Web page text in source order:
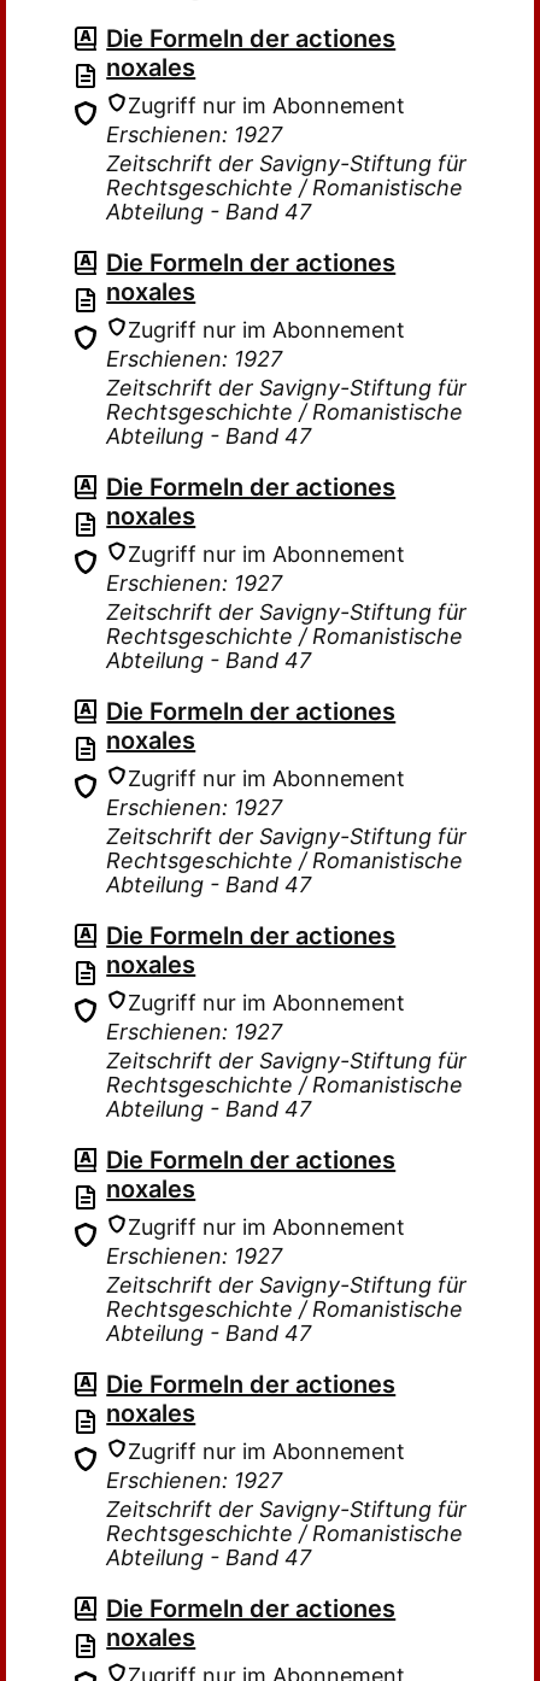
Die Formeln der actiones
noxales
Zugriff nur im Abonnement
Erschienen: 1927
Zeitschrift der Savigny-Stiftung für
Rechtsgeschichte / Romanistische
Abteilung - Band 47
Die Formeln der actiones
noxales
Zugriff nur im Abonnement
Erschienen: 1927
Zeitschrift der Savigny-Stiftung für
Rechtsgeschichte / Romanistische
Abteilung - Band 47
Die Formeln der actiones
noxales
Zugriff nur im Abonnement
Erschienen: 1927
Zeitschrift der Savigny-Stiftung für
Rechtsgeschichte / Romanistische
Abteilung - Band 47
Die Formeln der actiones
noxales
Zugriff nur im Abonnement
Erschienen: 1927
Zeitschrift der Savigny-Stiftung für
Rechtsgeschichte / Romanistische
Abteilung - Band 47
Die Formeln der actiones
noxales
Zugriff nur im Abonnement
Erschienen: 1927
Zeitschrift der Savigny-Stiftung für
Rechtsgeschichte / Romanistische
Abteilung - Band 47
Die Formeln der actiones
noxales
Zugriff nur im Abonnement
Erschienen: 1927
Zeitschrift der Savigny-Stiftung für
Rechtsgeschichte / Romanistische
Abteilung - Band 47
Die Formeln der actiones
noxales
Zugriff nur im Abonnement
Erschienen: 1927
Zeitschrift der Savigny-Stiftung für
Rechtsgeschichte / Romanistische
Abteilung - Band 47
Die Formeln der actiones
noxales
Zugriff nur im Abonnement